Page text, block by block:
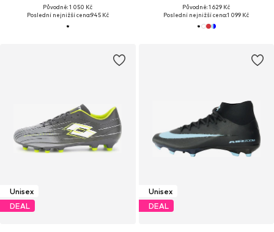
Původně: 1 050 Kč
Poslední nejnižší cena:945 Kč
Původně: 1 629 Kč
Poslední nejnižší cena:1 099 Kč
Unisex
DEAL
Unisex
DEAL